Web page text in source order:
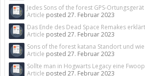
Jedes Sons of the forest GPS-
Article posted 27. Februar 2023
Das Ende des Dead Space Remakes erklärt
Article posted 27. Februar 2023
Sons of the forest katana Standort und
Article posted 27. Februar 2023
Sollte man in Hogwarts Legacy eine
Article posted 27. Februar 2023